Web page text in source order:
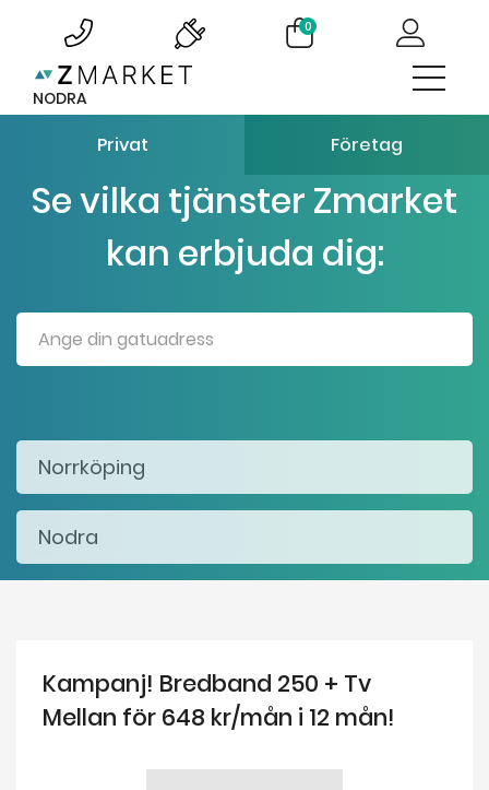
0
NODRA
Privat Företag
Se vilka tjänster Zmarket
kan erbjuda dig:
Kampanj! Bredband 250 + Tv
Mellan för 648 kr/mån i 12 mån!